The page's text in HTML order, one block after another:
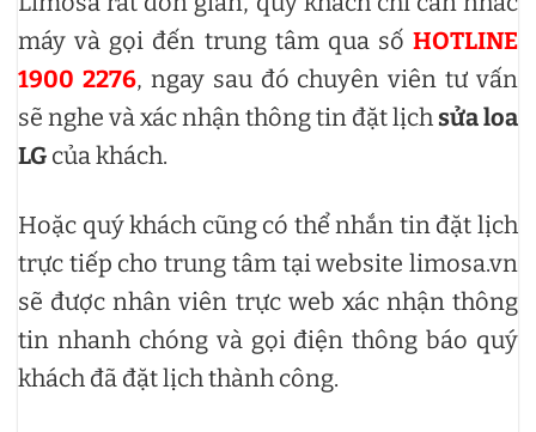
máy và gọi đến trung tâm qua số HOTLINE
1900 2276, ngay sau đó chuyên viên tư vấn
sẽ nghe và xác nhận thông tin đặt lịchsửa loa
LG của khách.
Hoặc quý khách cũng có thể nhắn tin đặt lịch
trực tiếp cho trung tâm tại website limosa.vn
sẽ được nhân viên trực web xác nhận thông
tin nhanh chóng và gọi điện thông báo quý
khách đã đặt lịch thành công.